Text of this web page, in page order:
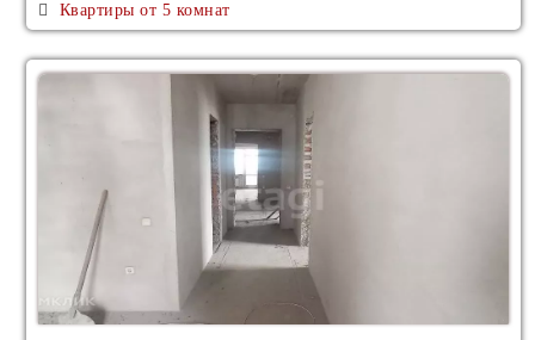
Продажа Коттеджи
Аренда Таунхаус
Аренда Лэйнхаус
Аренда Дуплекс
Аренда Квадрохаус
Аренда Особняк
Аренда Вилла
Квартиры от 5 комнат